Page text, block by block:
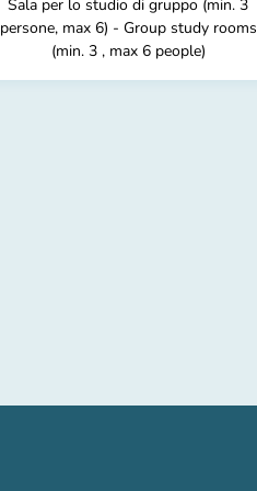
Sala per lo studio di gruppo (min. 3
persone, max 6) - Group study rooms
(min. 3 , max 6 people)